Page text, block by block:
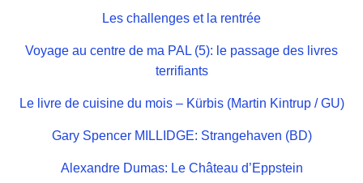
Les challenges et la rentrée
Voyage au centre de ma PAL (5): le passage des livres
terrifiants
Le livre de cuisine du mois – Kürbis (Martin Kintrup / GU)
Gary Spencer MILLIDGE: Strangehaven (BD)
Alexandre Dumas: Le Château d’Eppstein